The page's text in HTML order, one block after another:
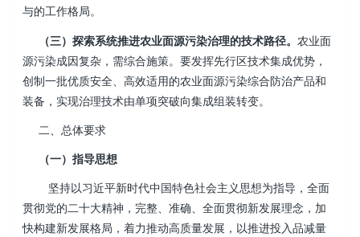
与的工作格局。
（三）探索系统推进农业面源污染治理的技术路径。 农业面
源污染成因复杂，需综合施策。要发挥先行区技术集成优势，
创制一批优质安全、高效适用的农业面源污染综合防治产品和
装备，实现治理技术由单项突破向集成组装转变。
二、总体要求
（一）指导思想
坚持以习近平新时代中国特色社会主义思想为指导，全面
贯彻党的二十大精神，完整、准确、全面贯彻新发展理念，加
快构建新发展格局，着力推动高质量发展，以推进投入品减量